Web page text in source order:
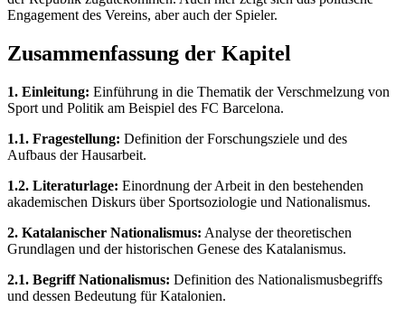
Engagement des Vereins, aber auch der Spieler.
Zusammenfassung der Kapitel
1. Einleitung: Einführung in die Thematik der Verschmelzung von
Sport und Politik am Beispiel des FC Barcelona.
1.1. Fragestellung: Definition der Forschungsziele und des
Aufbaus der Hausarbeit.
1.2. Literaturlage: Einordnung der Arbeit in den bestehenden
akademischen Diskurs über Sportsoziologie und Nationalismus.
2. Katalanischer Nationalismus: Analyse der theoretischen
Grundlagen und der historischen Genese des Katalanismus.
2.1. Begriff Nationalismus: Definition des Nationalismusbegriffs
und dessen Bedeutung für Katalonien.